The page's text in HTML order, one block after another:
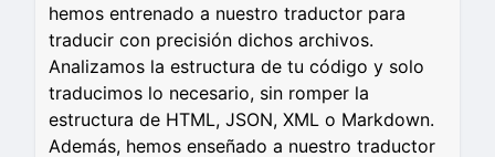
hemos entrenado a nuestro traductor para
traducir con precisión dichos archivos.
Analizamos la estructura de tu código y solo
traducimos lo necesario, sin romper la
estructura de HTML, JSON, XML o Markdown.
Además, hemos enseñado a nuestro traductor